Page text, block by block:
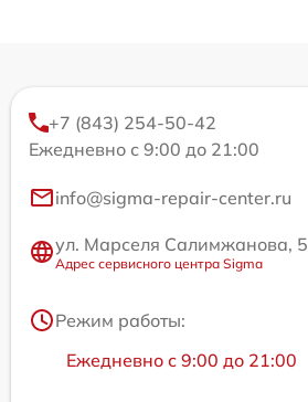
+7 (843) 254-50-42
Ежедневно с 9:00 до 21:00
info@sigma-repair-center.ru
ул. Марселя Салимжанова, 5
Адрес сервисного центра Sigma
Режим работы:
Ежедневно с 9:00 до 21:00